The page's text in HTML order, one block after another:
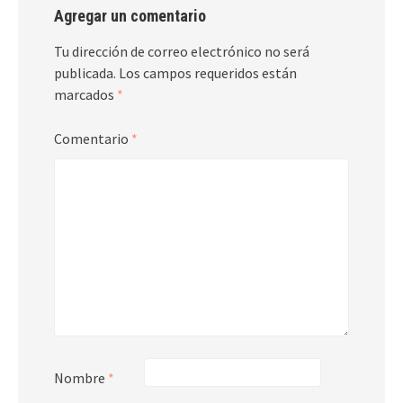
Agregar un comentario
Tu dirección de correo electrónico no será
publicada. Los campos requeridos están
marcados *
Comentario *
Nombre *